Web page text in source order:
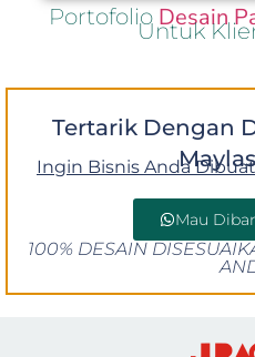
Portofolio Desain
Untuk
Tertarik Dengan
Ingin Bisnis Anda
Mau
100% DESAIN